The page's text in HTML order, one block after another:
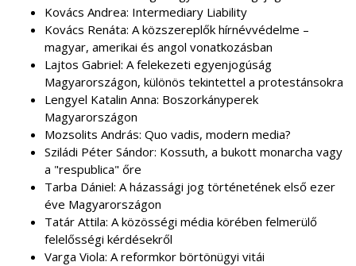
Kovács Andrea: Intermediary Liability
Kovács Renáta: A közszereplők hírnévvédelme –
magyar, amerikai és angol vonatkozásban
Lajtos Gabriel: A felekezeti egyenjogúság
Magyarországon, különös tekintettel a protestánsokra
Lengyel Katalin Anna: Boszorkányperek
Magyarországon
Mozsolits András: Quo vadis, modern media?
Sziládi Péter Sándor: Kossuth, a bukott monarcha vagy
a "respublica" őre
Tarba Dániel: A házassági jog történetének első ezer
éve Magyarországon
Tatár Attila: A közösségi média körében felmerülő
felelősségi kérdésekről
Varga Viola: A reformkor börtönügyi vitái